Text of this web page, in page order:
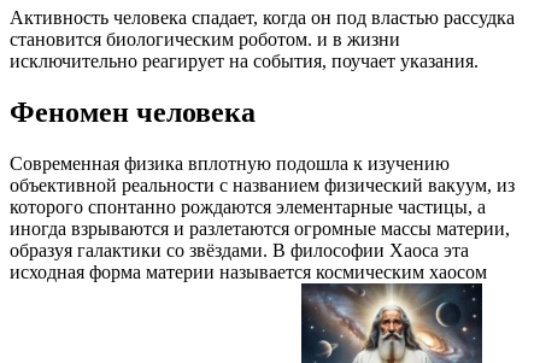
Активность человека спадает, когда он под властью рассудка
становится биологическим роботом. и в жизни
исключительно реагирует на события, поучает указания.
Феномен человека
Современная физика вплотную подошла к изучению
объективной реальности с названием физический вакуум, из
которого спонтанно рождаются элементарные частицы, а
иногда взрываются и разлетаются огромные массы материи,
образуя галактики со звёздами. В философии Хаоса эта
исходная форма материи называется космическим хаосом